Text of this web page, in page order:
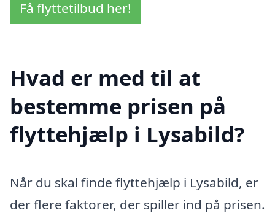
Få flyttetilbud her!
Hvad er med til at
bestemme prisen på
flyttehjælp i Lysabild?
Når du skal finde flyttehjælp i Lysabild, er
der flere faktorer, der spiller ind på prisen.